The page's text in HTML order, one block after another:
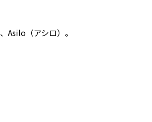
Asilo（アシロ）。